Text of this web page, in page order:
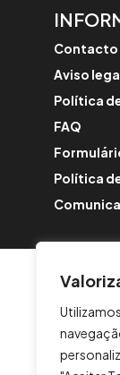
Contacto
Aviso
Política
FAQ
Política